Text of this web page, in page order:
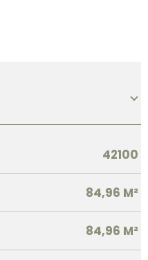
42100
84,96 M²
84,96 M²